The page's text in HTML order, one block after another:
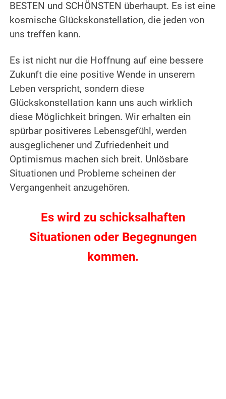
BESTEN und SCHÖNSTEN überhaupt. Es ist eine
kosmische Glückskonstellation, die jeden von
uns treffen kann.
Es ist nicht nur die Hoffnung auf eine bessere
Zukunft die eine positive Wende in unserem
Leben verspricht, sondern diese
Glückskonstellation kann uns auch wirklich
diese Möglichkeit bringen. Wir erhalten ein
spürbar positiveres Lebensgefühl, werden
ausgeglichener und Zufriedenheit und
Optimismus machen sich breit. Unlösbare
Situationen und Probleme scheinen der
Vergangenheit anzugehören.
Es wird zu schicksalhaften
Situationen oder Begegnungen
kommen.